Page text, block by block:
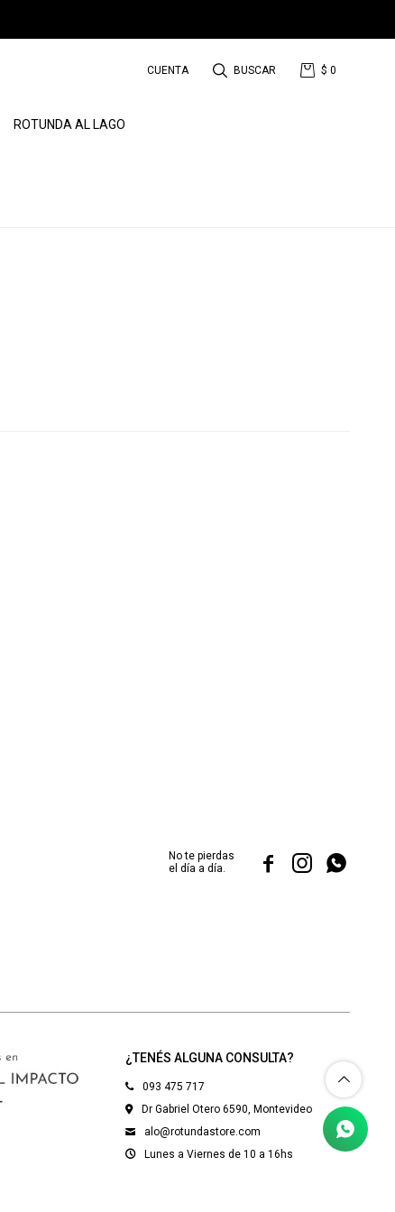
ROTUNDA AL LAGO
$ 0
¿TENÉS ALGUNA CONSULTA?
093 475 717
Dr Gabriel Otero 6590, Montevideo
alo@rotundastore.com
Lunes a Viernes de 10 a 16hs
No te pierdas
el día a día.
  